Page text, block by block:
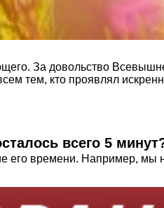
За довольство
тем, кто проявлял
всего 5
его времени. Например, мы